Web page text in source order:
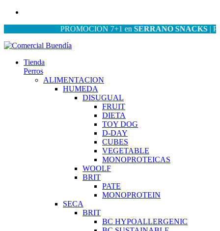
PROMOCION 7+1 enSERRANO SNACKS|
Tienda
Perros
ALIMENTACION
HUMEDA
DISUGUAL
FRUIT
DIETA
TOY DOG
D-DAY
CUBES
VEGETABLE
MONOPROTEICAS
WOOLF
BRIT
PATE
MONOPROTEIN
SECA
BRIT
BC HYPOALLERGENIC